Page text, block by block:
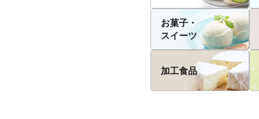
お菓子・
スイーツ
加工食品